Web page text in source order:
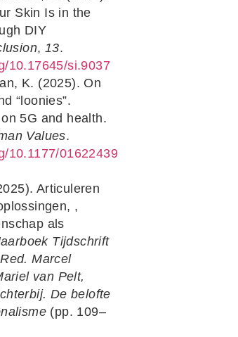
Skin Is in the
DIY
, 13.
10.17645/si.9037
K. (2025). On
“loonies”.
5G and health.
Values.
10.1177/01622439
Articuleren
,
als
Tijdschrift
Marcel
van Pelt,
De belofte
(pp. 109–